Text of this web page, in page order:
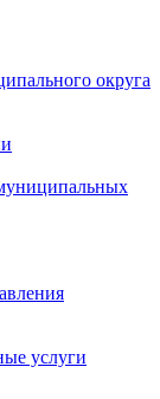
округа
услуги